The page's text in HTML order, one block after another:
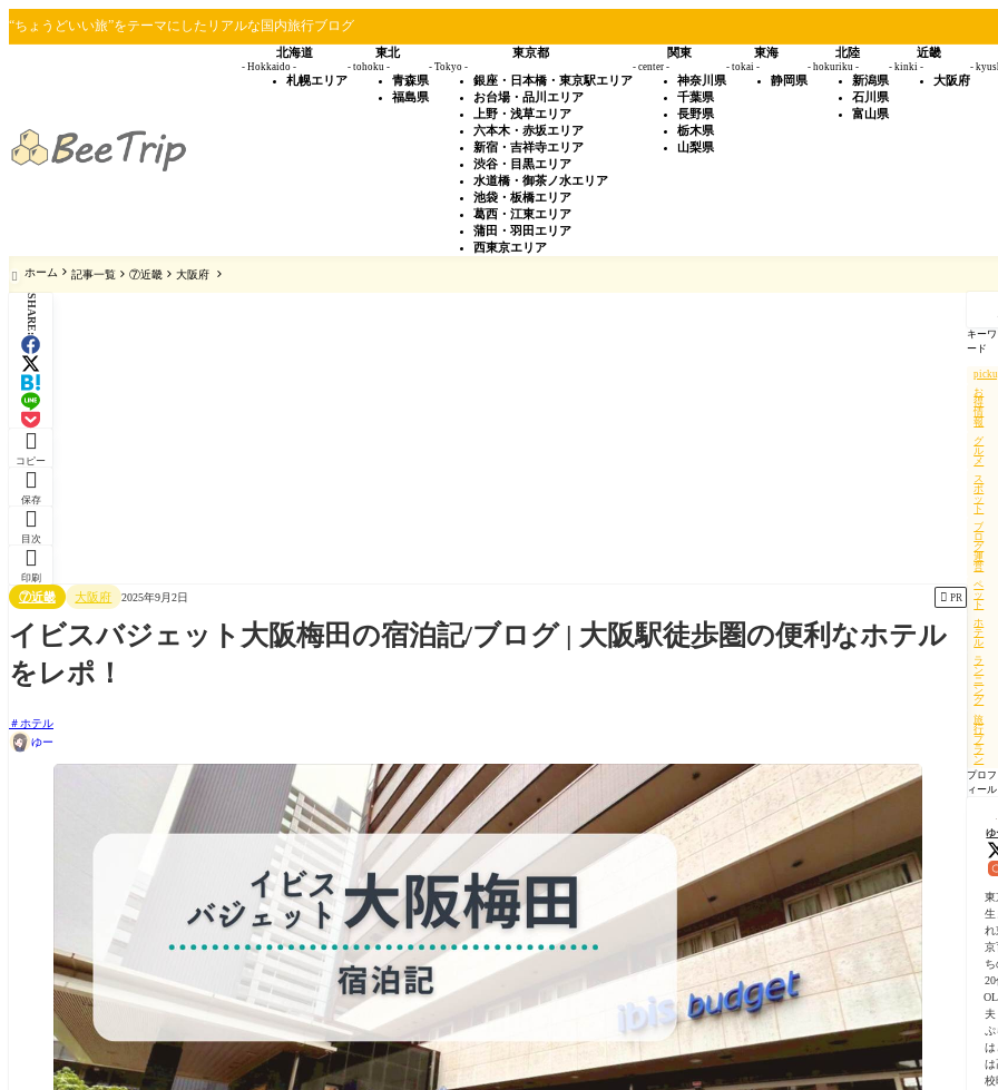
“ちょうどいい旅”をテーマにしたリアルな国内旅行ブログ
北海道
- Hokkaido -
札幌エリア
東北
- tohoku -
青森県
福島県
東京都
- Tokyo -
銀座・日本橋・東京駅エリア
お台場・品川エリア
上野・浅草エリア
六本木・赤坂エリア
新宿・吉祥寺エリア
渋谷・目黒エリア
水道橋・御茶ノ水エリア
池袋・板橋エリア
葛西・江東エリア
蒲田・羽田エリア
西東京エリア
関東
- center -
神奈川県
千葉県
長野県
栃木県
山梨県
東海
- tokai -
静岡県
北陸
- hokuriku -
新潟県
石川県
富山県
近畿
- kinki -
大阪府
-
 ホーム 記事一覧 ⑦近畿 大阪府
SHARE:

コピー

保存

目次

印刷
⑦近畿 大阪府 2025年9月2日  PR
イビスバジェット大阪梅田の宿泊記/ブログ | 大阪駅徒歩圏の便利なホテル
をレポ！
ホテル
ゆー
を
検
キーワ
ード
お
得
情
報
グ
ル
メ
ス
ポ
ッ
ト
ブ
ロ
グ
運
営
ペ
ッ
ト
ホ
テ
ル
ラ
ン
ニ
ン
グ
旅
行
プ
ラ
ン
プロフ
ィール
ゆ
東
生
れ
京
ち
OL
夫
ぷ
は
は
校